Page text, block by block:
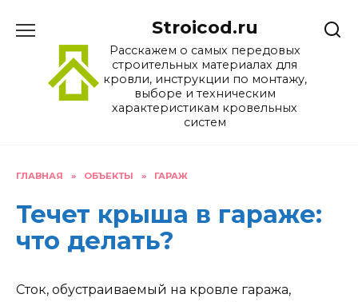
содержанию
Stroicod.ru
Расскажем о самых передовых
строительных материалах для
кровли, инструкции по монтажу,
выборе и техническим
характеристикам кровельных
систем
ГЛАВНАЯ » ОБЪЕКТЫ » ГАРАЖ
Течет крыша в гараже:
что делать?
Сток, обустраиваемый на кровле гаража,